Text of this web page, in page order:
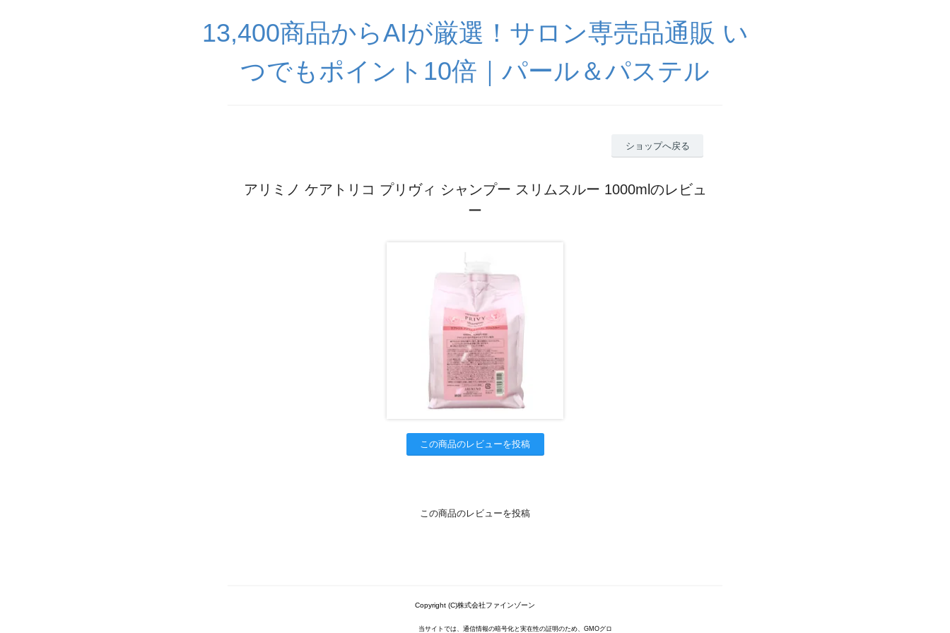
13,400商品からAIが厳選！サロン専売品通販 い
つでもポイント10倍｜パール＆パステル
ショップへ戻る
アリミノ ケアトリコ プリヴィ シャンプー スリムスルー 1000mlのレビュ
ー
この商品のレビューを投稿
この商品のレビューを投稿
Copyright (C)株式会社ファインゾーン
当サイトでは、通信情報の暗号化と実在性の証明のため、GMOグロ